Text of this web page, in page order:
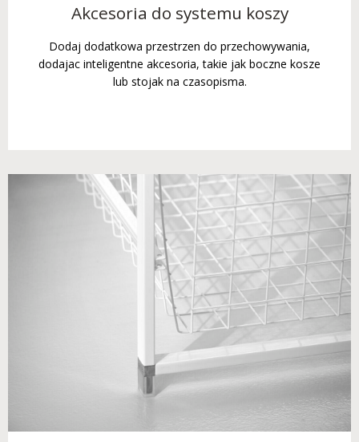
Akcesoria do systemu koszy
Dodaj dodatkowa przestrzen do przechowywania,
dodajac inteligentne akcesoria, takie jak boczne kosze
lub stojak na czasopisma.